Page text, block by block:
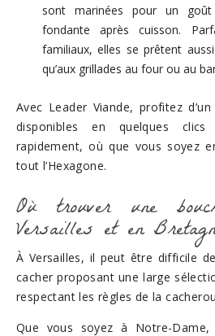
sont marinées pour un
fondante après cuisson.
familiaux, elles se prêtent
qu’aux grillades au four ou au
Avec Leader Viande, profitez
disponibles en quelques
rapidement, où que vous soyez
tout l’Hexagone.
Où trouver une
Versailles et en
À Versailles, il peut être difficile
cacher proposant une large
respectant les règles de la
Que vous soyez à Notre-Dame,